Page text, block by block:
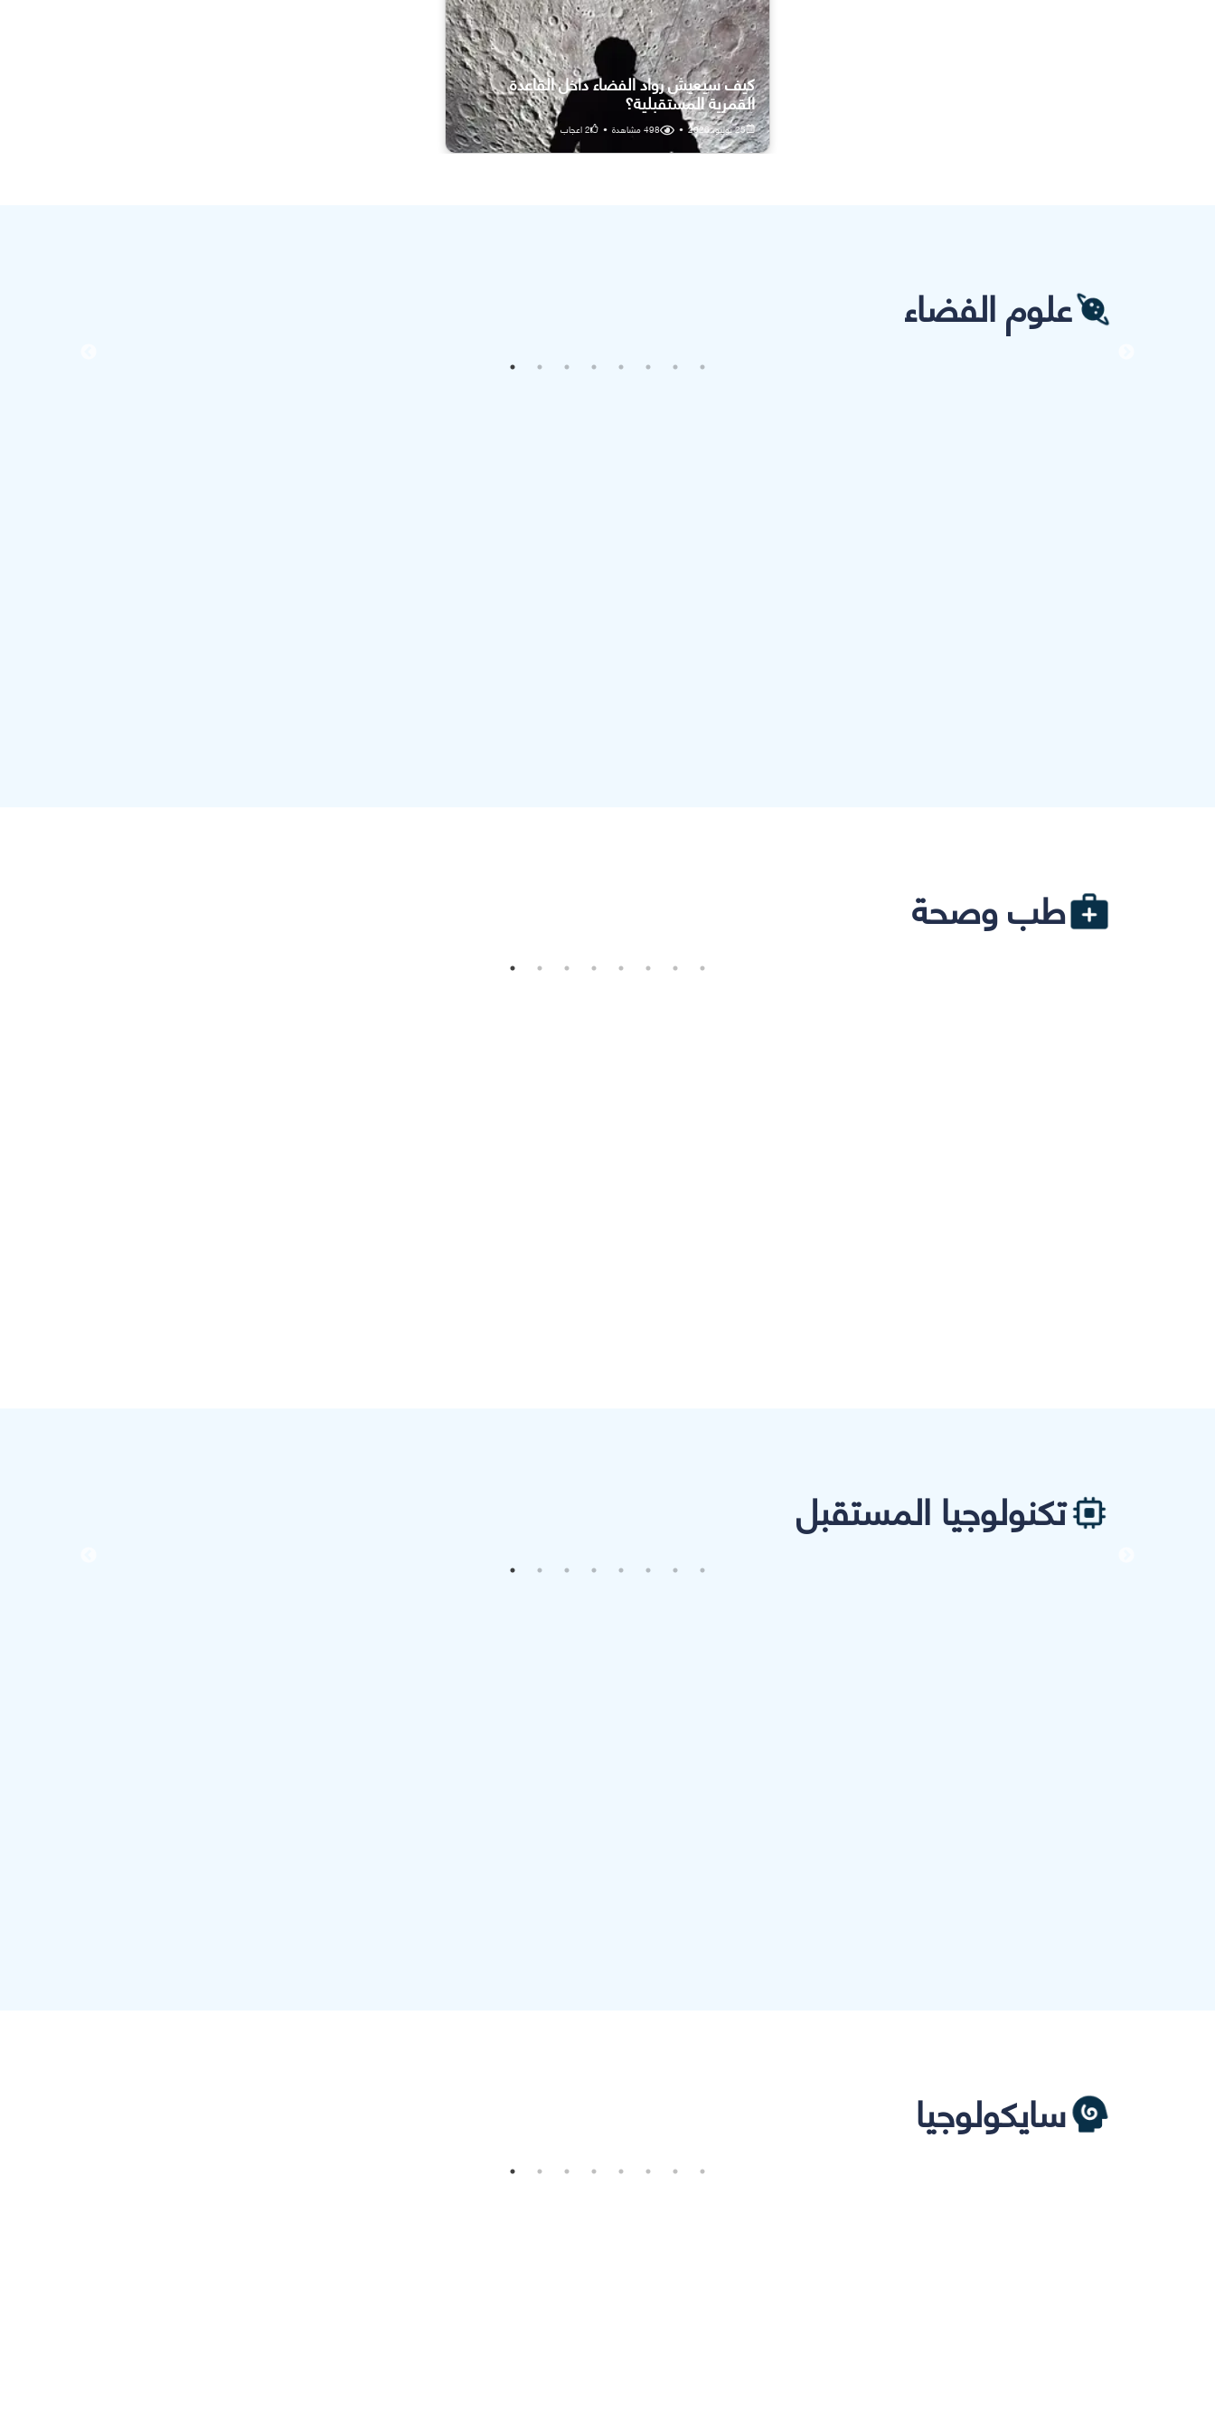
كيف سيعيش رواد الفضاء داخل القاعدة
القمرية المستقبلية؟
25 يوليو، 2026 •
498مشاهدة •
2اعجاب
علوم الفضاء
طب وصحة
تكنولوجيا المستقبل
سايكولوجيا